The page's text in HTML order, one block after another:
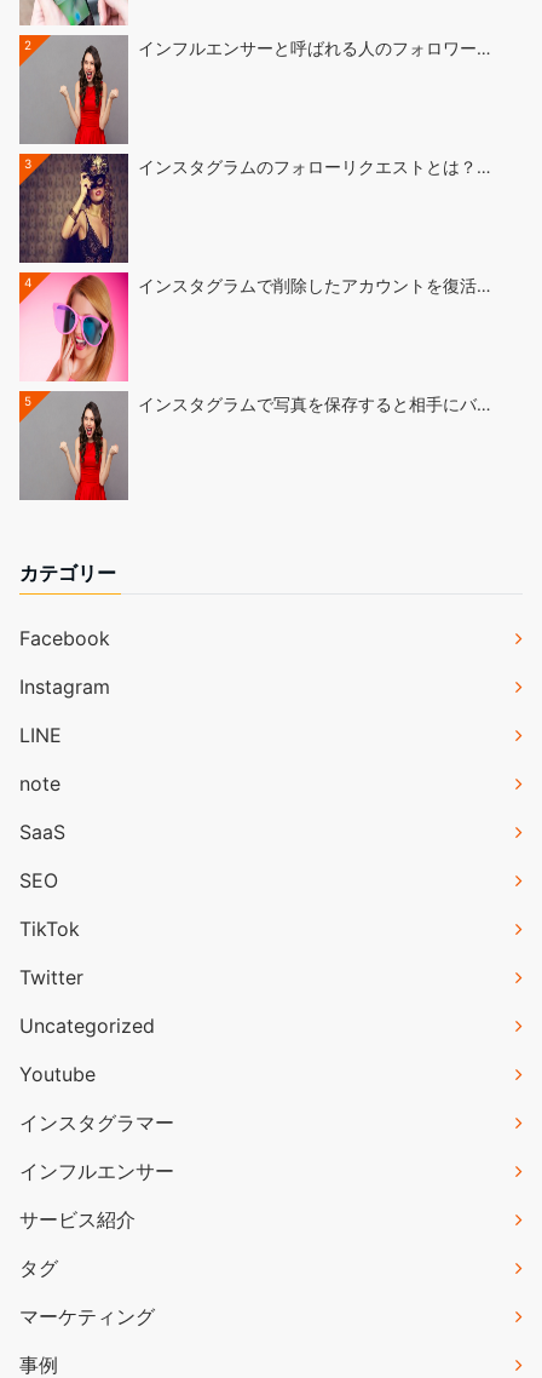
2 インフルエンサーと呼ばれる人のフォロワー…
3 インスタグラムのフォローリクエストとは？…
4 インスタグラムで削除したアカウントを復活…
5 インスタグラムで写真を保存すると相手にバ…
カテゴリー
Facebook
Instagram
LINE
note
SaaS
SEO
TikTok
Twitter
Uncategorized
Youtube
インスタグラマー
インフルエンサー
サービス紹介
タグ
マーケティング
事例